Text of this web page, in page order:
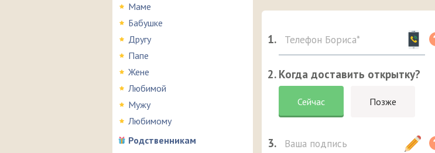
Маме
Бабушке
Другу
Папе
Жене
Любимой
Мужу
Любимому
Родственникам
1.
2. Когда доставить открытку?
Сейчас Позже
3.